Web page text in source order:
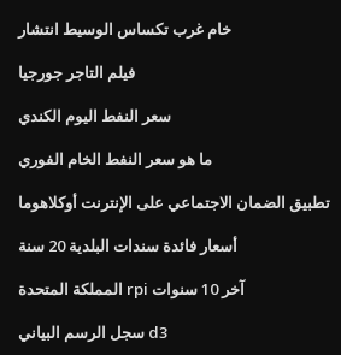
خام غرب تكساس الوسيط انتشار
فيلم التاجر جورجيا
سعر النفط اليوم الكندي
ما هو سعر النفط الخام الفوري
تطبيق الضمان الاجتماعي على الإنترنت أوكلاهوما
أسعار فائدة سندات البلدية 20 سنة
المملكة المتحدة rpi آخر 10 سنوات
سجل الرسم البياني d3